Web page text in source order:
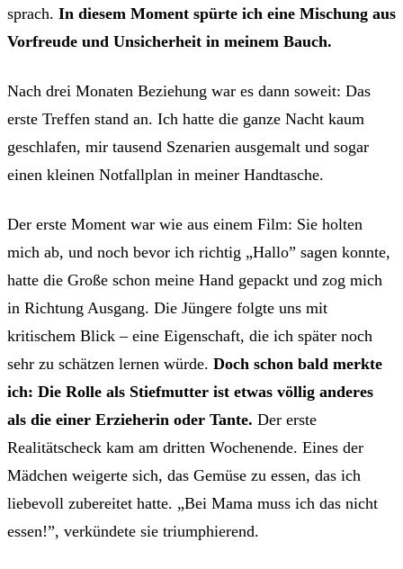
sprach. In diesem Moment spürte ich eine Mischung aus
Vorfreude und Unsicherheit in meinem Bauch.
Nach drei Monaten Beziehung war es dann soweit: Das
erste Treffen stand an. Ich hatte die ganze Nacht kaum
geschlafen, mir tausend Szenarien ausgemalt und sogar
einen kleinen Notfallplan in meiner Handtasche.
Der erste Moment war wie aus einem Film: Sie holten
mich ab, und noch bevor ich richtig „Hallo” sagen konnte,
hatte die Große schon meine Hand gepackt und zog mich
in Richtung Ausgang. Die Jüngere folgte uns mit
kritischem Blick – eine Eigenschaft, die ich später noch
sehr zu schätzen lernen würde. Doch schon bald merkte
ich: Die Rolle als Stiefmutter ist etwas völlig anderes
als die einer Erzieherin oder Tante. Der erste
Realitätscheck kam am dritten Wochenende. Eines der
Mädchen weigerte sich, das Gemüse zu essen, das ich
liebevoll zubereitet hatte. „Bei Mama muss ich das nicht
essen!”, verkündete sie triumphierend.